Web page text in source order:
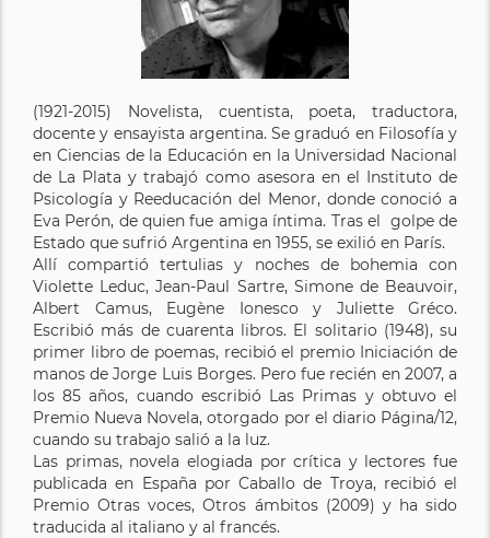
(1921-2015) Novelista, cuentista, poeta, traductora,
docente y ensayista argentina. Se graduó en Filosofía y
en Ciencias de la Educación en la Universidad Nacional
de La Plata y trabajó como asesora en el Instituto de
Psicología y Reeducación del Menor, donde conoció a
Eva Perón, de quien fue amiga íntima. Tras el golpe de
Estado que sufrió Argentina en 1955, se exilió en París.
Allí compartió tertulias y noches de bohemia con
Violette Leduc, Jean-Paul Sartre, Simone de Beauvoir,
Albert Camus, Eugène Ionesco y Juliette Gréco.
Escribió más de cuarenta libros. El solitario (1948), su
primer libro de poemas, recibió el premio Iniciación de
manos de Jorge Luis Borges. Pero fue recién en 2007, a
los 85 años, cuando escribió Las Primas y obtuvo el
Premio Nueva Novela, otorgado por el diario Página/12,
cuando su trabajo salió a la luz.
Las primas, novela elogiada por crítica y lectores fue
publicada en España por Caballo de Troya, recibió el
Premio Otras voces, Otros ámbitos (2009) y ha sido
traducida al italiano y al francés.